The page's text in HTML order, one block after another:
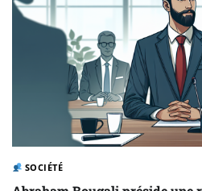
SOCIÉTÉ